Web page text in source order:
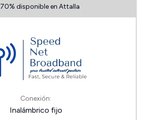
70% disponible en Attalla
Conexión:
Inalámbrico fijo